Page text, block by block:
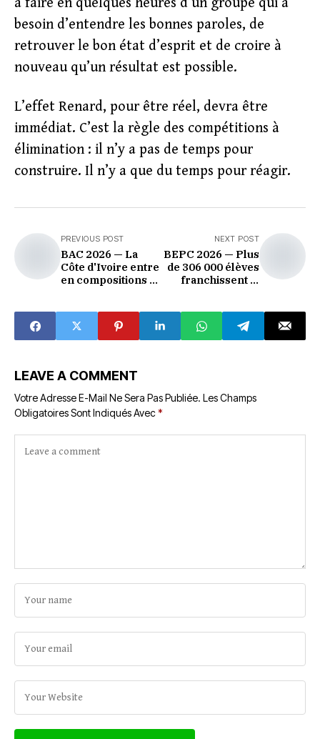
à faire en quelques heures d’un groupe qui a
besoin d’entendre les bonnes paroles, de
retrouver le bon état d’esprit et de croire à
nouveau qu’un résultat est possible.
L’effet Renard, pour être réel, devra être
immédiat. C’est la règle des compétitions à
élimination : il n’y a pas de temps pour
construire. Il n’y a que du temps pour réagir.
PREVIOUS POST
BAC 2026 — La
Côte d'Ivoire entre
en compositions :
numérique
NEXT POST
BEPC 2026 — Plus
de 306 000 élèves
franchissent la
LEAVE A COMMENT
Votre Adresse E-Mail Ne Sera Pas Publiée. Les Champs
Obligatoires Sont Indiqués Avec*